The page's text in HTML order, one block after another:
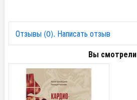
Отзывы (0). Написать отзыв
Вы смотрели